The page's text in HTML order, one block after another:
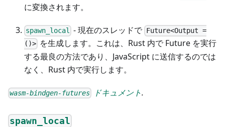
に変換されます。
spawn_local - 現在のスレッドで Future<Output =
()> を生成します。これは、Rust 内で Future を実行
する最良の方法であり、JavaScript に送信するのでは
なく、Rust 内で実行します。
wasm-bindgen-futures ドキュメント.
spawn_local